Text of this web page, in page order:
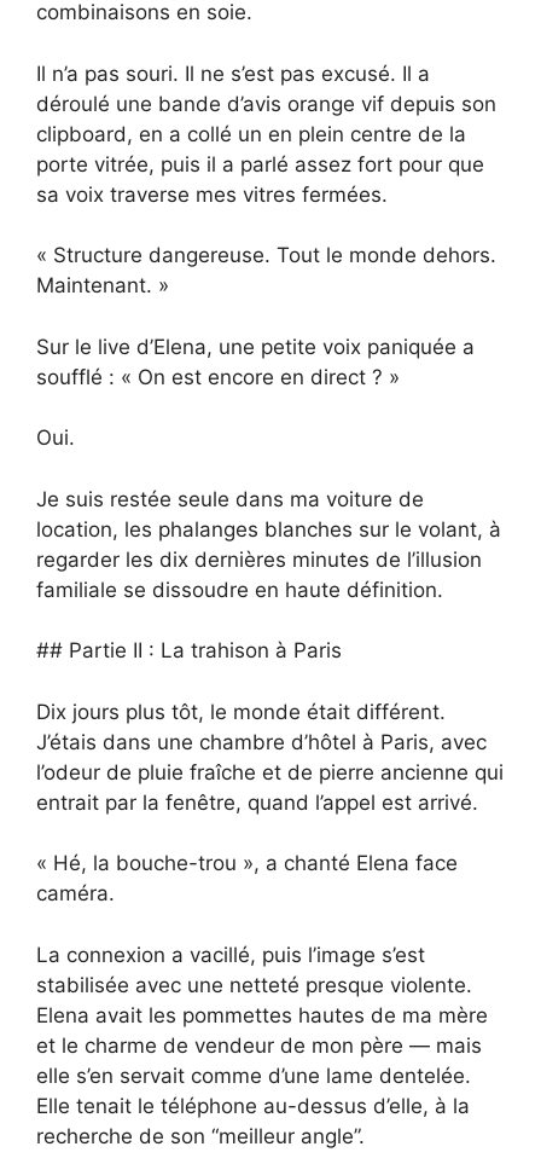
combinaisons en soie.
Il n’a pas souri. Il ne s’est pas excusé. Il a
déroulé une bande d’avis orange vif depuis son
clipboard, en a collé un en plein centre de la
porte vitrée, puis il a parlé assez fort pour que
sa voix traverse mes vitres fermées.
« Structure dangereuse. Tout le monde dehors.
Maintenant. »
Sur le live d’Elena, une petite voix paniquée a
soufflé : « On est encore en direct ? »
Oui.
Je suis restée seule dans ma voiture de
location, les phalanges blanches sur le volant, à
regarder les dix dernières minutes de l’illusion
familiale se dissoudre en haute définition.
## Partie II : La trahison à Paris
Dix jours plus tôt, le monde était différent.
J’étais dans une chambre d’hôtel à Paris, avec
l’odeur de pluie fraîche et de pierre ancienne qui
entrait par la fenêtre, quand l’appel est arrivé.
« Hé, la bouche-trou », a chanté Elena face
caméra.
La connexion a vacillé, puis l’image s’est
stabilisée avec une netteté presque violente.
Elena avait les pommettes hautes de ma mère
et le charme de vendeur de mon père — mais
elle s’en servait comme d’une lame dentelée.
Elle tenait le téléphone au-dessus d’elle, à la
recherche de son “meilleur angle”.